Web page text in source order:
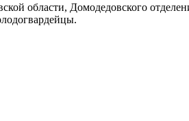
области, Домодедовского